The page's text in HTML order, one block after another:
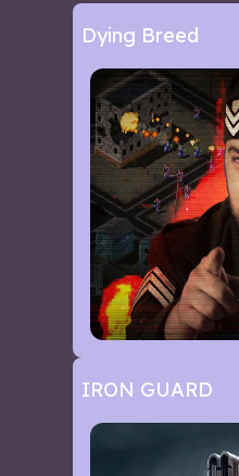
Dying Breed
IRON GUARD